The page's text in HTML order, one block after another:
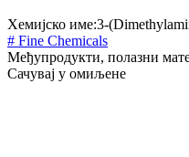
Хемијско име:3-
# Fine Chemicals
Међупродукти, полазни
Сачувај у омиљене